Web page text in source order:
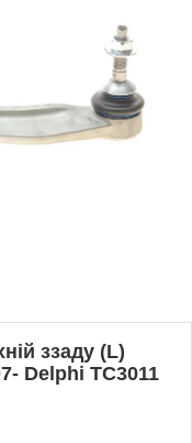
ззаду (L)
Delphi TC3011